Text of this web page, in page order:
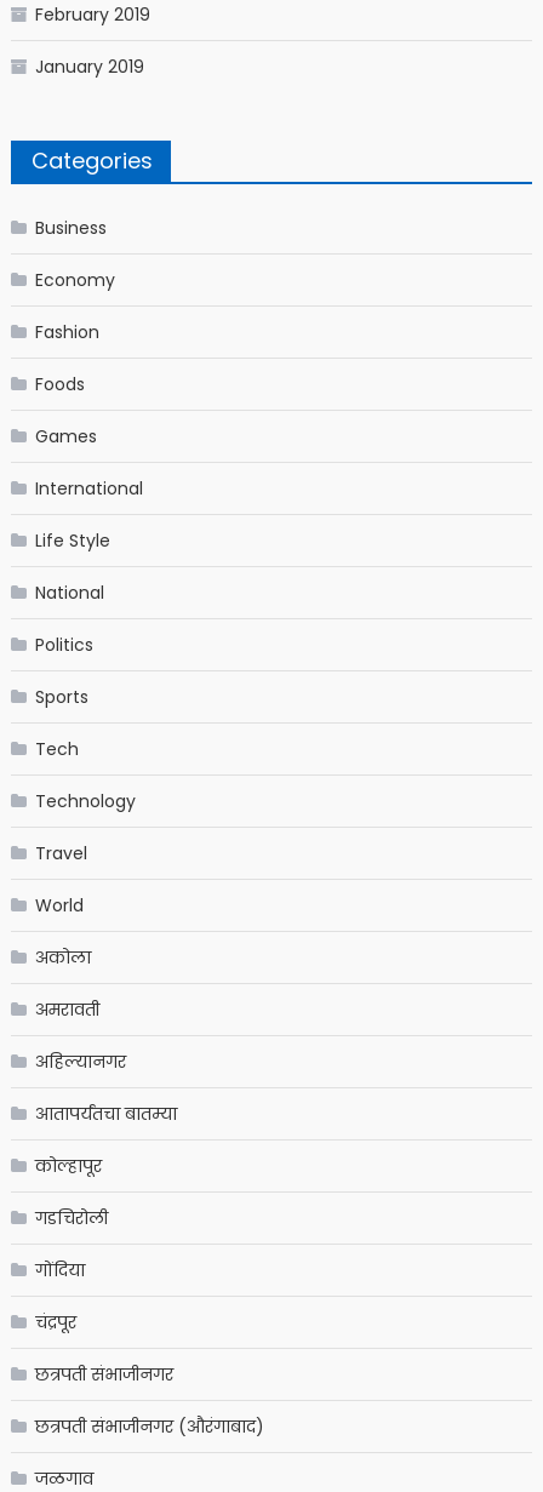
February 2019
January 2019
Categories
Business
Economy
Fashion
Foods
Games
International
Life Style
National
Politics
Sports
Tech
Technology
Travel
World
अकोला
अमरावती
अहिल्यानगर
आतापर्यंतचा बातम्या
कोल्हापूर
गडचिरोली
गोंदिया
चंद्रपूर
छत्रपती संभाजीनगर
छत्रपती संभाजीनगर (औरंगाबाद)
जळगाव